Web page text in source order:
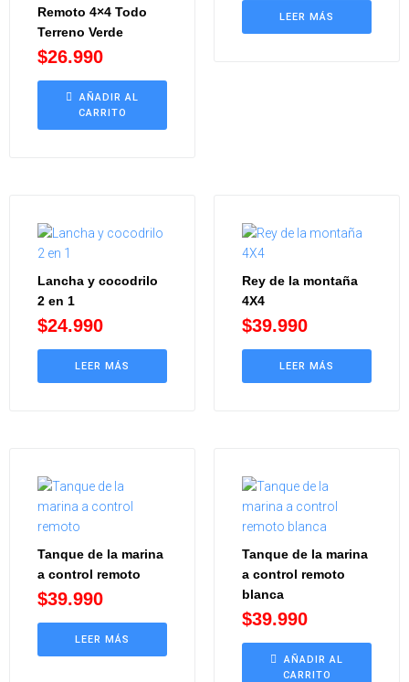
Remoto 4×4 Todo
Terreno Verde
$26.990
AÑADIR AL
CARRITO
LEER MÁS
Lancha y cocodrilo
2 en 1
$24.990
LEER MÁS
Rey de la montaña
4X4
$39.990
LEER MÁS
Tanque de la marina
a control remoto
$39.990
LEER MÁS
Tanque de la marina
a control remoto
blanca
$39.990
AÑADIR AL
CARRITO